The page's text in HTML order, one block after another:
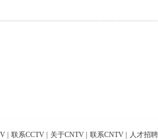
| 联系CCTV | 关于CNTV | 联系CNTV | 人才招聘